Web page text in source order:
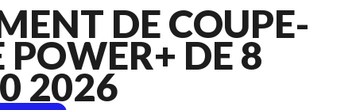
DE COUPE-
POWER+ DE 8
2026